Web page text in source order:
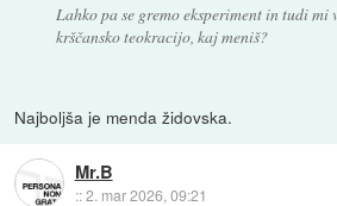
Lahko pa se gremo eksperiment in tudi mi
krščansko teokracijo, kaj meniš?
Najboljša je menda židovska.
Mr.B
::2. mar 2026, 09:21